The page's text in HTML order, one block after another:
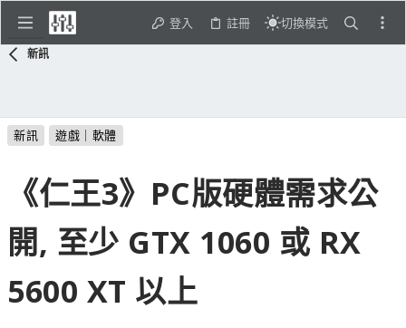
登入 註冊 切換模式
新訊
新訊 遊戲｜軟體
《仁王3》PC版硬體需求公
開, 至少 GTX 1060 或 RX
5600 XT 以上